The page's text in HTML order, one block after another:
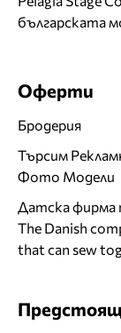
българската
Оферти
Бродерия
Търсим
Фото Модели
Датска фирма
The Danish
that can sew